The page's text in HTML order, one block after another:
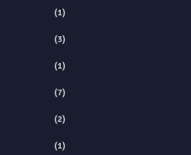
(1)
(3)
(1)
(7)
(2)
(1)